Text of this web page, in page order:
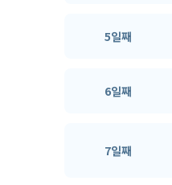
5일째
6일째
7일째